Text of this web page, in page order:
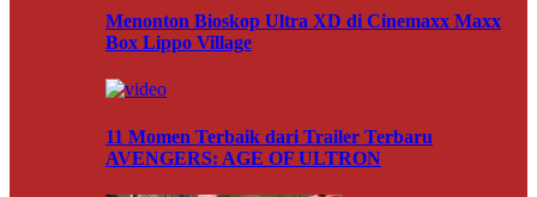
Menonton Bioskop Ultra XD di Cinemaxx Maxx
Box Lippo Village
11 Momen Terbaik dari Trailer Terbaru
AVENGERS: AGE OF ULTRON